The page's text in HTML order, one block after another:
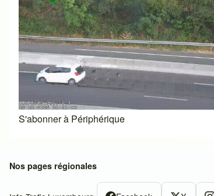
S'abonner à Périphérique
Nos pages régionales